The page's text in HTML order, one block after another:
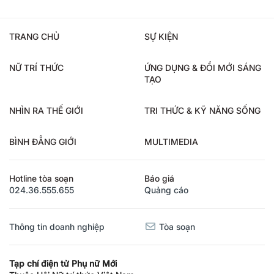
TRANG CHỦ SỰ KIỆN
NỮ TRÍ THỨC
ỨNG DỤNG & ĐỔI MỚI SÁNG
TẠO
NHÌN RA THẾ GIỚI TRI THỨC & KỸ NĂNG SỐNG
BÌNH ĐẲNG GIỚI MULTIMEDIA
Hotline tòa soạn
024.36.555.655
Báo giá
Quảng cáo
Thông tin doanh nghiệp Tòa soạn
Tạp chí điện tử Phụ nữ Mới